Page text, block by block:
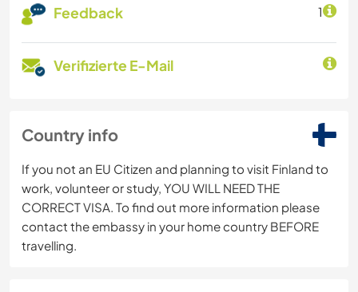
Feedback 1
Verifizierte E-Mail
Country info
If you not an EU Citizen and planning to visit Finland to
work, volunteer or study, YOU WILL NEED THE
CORRECT VISA. To find out more information please
contact the embassy in your home country BEFORE
travelling.